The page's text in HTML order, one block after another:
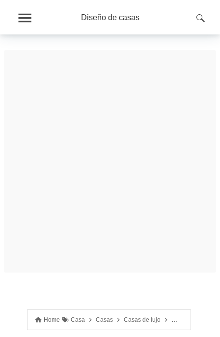
Diseño de casas
Home Casa Casas Casas de lujo Diseño de casas